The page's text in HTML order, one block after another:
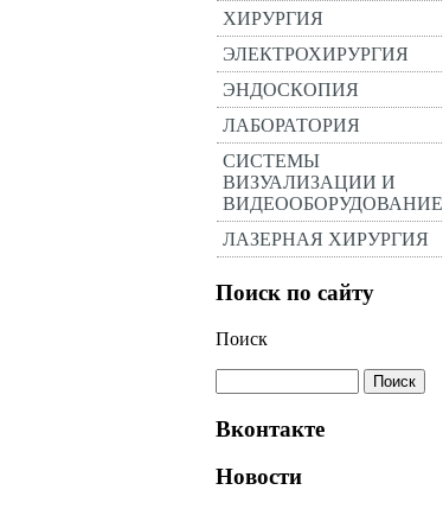
ХИРУРГИЯ
ЭЛЕКТРОХИРУРГИЯ
ЭНДОСКОПИЯ
ЛАБОРАТОРИЯ
СИСТЕМЫ
ВИЗУАЛИЗАЦИИ И
ВИДЕООБОРУДОВАНИЕ
ЛАЗЕРНАЯ ХИРУРГИЯ
Поиск по сайту
Поиск
Вконтакте
Новости